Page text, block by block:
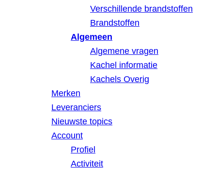
Verschillende brandstoffen
Brandstoffen
Algemeen
Algemene vragen
Kachel informatie
Kachels Overig
Merken
Leveranciers
Nieuwste topics
Account
Profiel
Activiteit